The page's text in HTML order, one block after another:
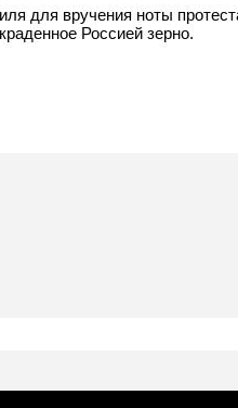
для вручения ноты
Россией зерно.